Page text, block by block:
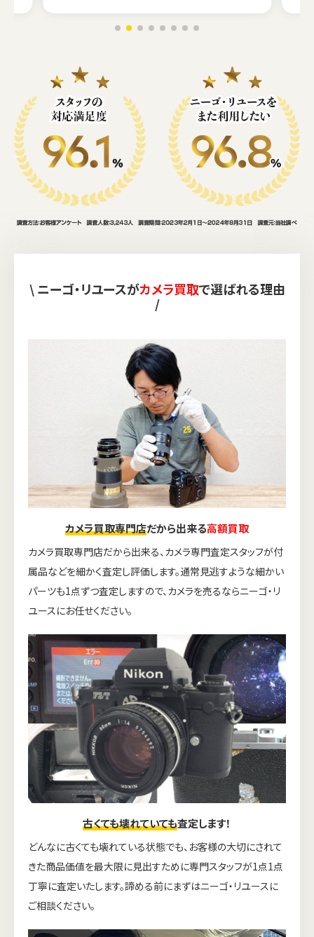
\ ニーゴ・リユースがカメラ買取で選ばれる理由
/
カメラ買取専門店だから出来る高額買取
カメラ買取専門店だから出来る、カメラ専門査定スタッフが付
属品などを細かく査定し評価します。通常見逃すような細かい
パーツも1点ずつ査定しますので、カメラを売るならニーゴ・リ
ユースにお任せください。
古くても壊れていても査定します！
どんなに古くても壊れている状態でも、お客様の大切にされて
きた商品価値を最大限に見出すために専門スタッフが1点1点
丁寧に査定いたします。諦める前にまずはニーゴ・リユースに
ご相談ください。